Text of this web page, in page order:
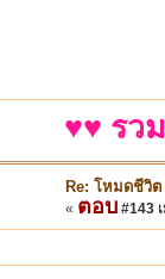
♥♥ รว
Re: โหมดชีวิต
« ตอบ #143